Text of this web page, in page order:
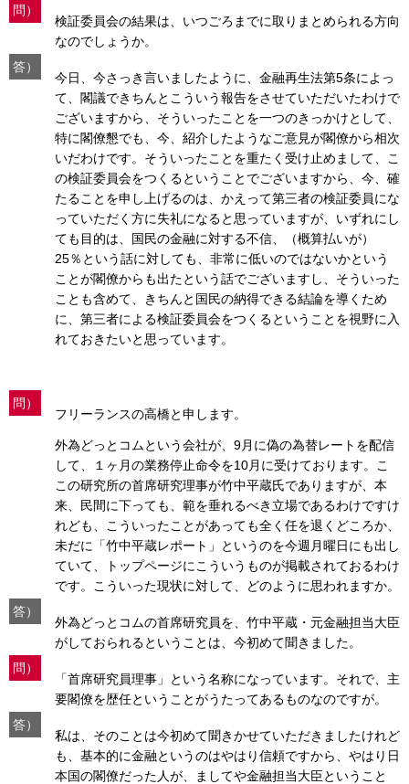
問）
検証委員会の結果は、いつごろまでに取りまとめられる方向
なのでしょうか。
答）
今日、今さっき言いましたように、金融再生法第5条によっ
て、閣議できちんとこういう報告をさせていただいたわけで
ございますから、そういったことを一つのきっかけとして、
特に閣僚懇でも、今、紹介したようなご意見が閣僚から相次
いだわけです。そういったことを重たく受け止めまして、こ
の検証委員会をつくるということでございますから、今、確
たることを申し上げるのは、かえって第三者の検証委員にな
っていただく方に失礼になると思っていますが、いずれにし
ても目的は、国民の金融に対する不信、（概算払いが）
25％という話に対しても、非常に低いのではないかという
ことが閣僚からも出たという話でございますし、そういった
ことも含めて、きちんと国民の納得できる結論を導くため
に、第三者による検証委員会をつくるということを視野に入
れておきたいと思っています。
問）
フリーランスの高橋と申します。
外為どっとコムという会社が、9月に偽の為替レートを配信
して、１ヶ月の業務停止命令を10月に受けております。こ
この研究所の首席研究理事が竹中平蔵氏でありますが、本
来、民間に下っても、範を垂れるべき立場であるわけですけ
れども、こういったことがあっても全く任を退くどころか、
未だに「竹中平蔵レポート」というのを今週月曜日にも出し
ていて、トップページにこういうものが掲載されておるわけ
です。こういった現状に対して、どのように思われますか。
答）
外為どっとコムの首席研究員を、竹中平蔵・元金融担当大臣
がしておられるということは、今初めて聞きました。
問）
「首席研究員理事」という名称になっています。それで、主
要閣僚を歴任ということがうたってあるものなのですが。
答）
私は、そのことは今初めて聞きかせていただきましたけれど
も、基本的に金融というのはやはり信頼ですから、やはり日
本国の閣僚だった人が、ましてや金融担当大臣ということ